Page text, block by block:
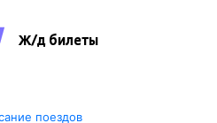
Ж/д билеты
поездов